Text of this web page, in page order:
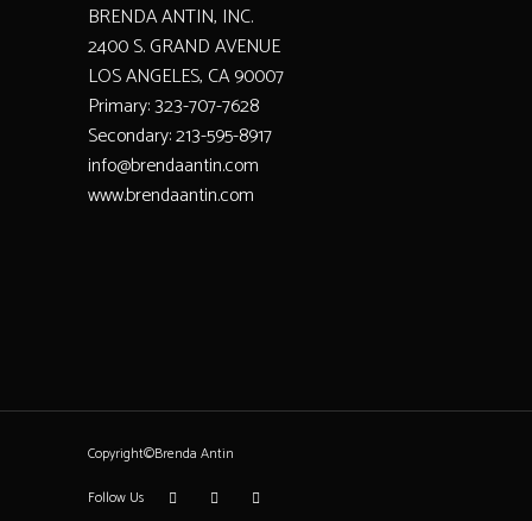
BRENDA ANTIN, INC.
2400 S. GRAND AVENUE
LOS ANGELES, CA 90007
Primary: 323-707-7628
Secondary: 213-595-8917
info@brendaantin.com
www.brendaantin.com
Copyright©Brenda Antin
Follow Us